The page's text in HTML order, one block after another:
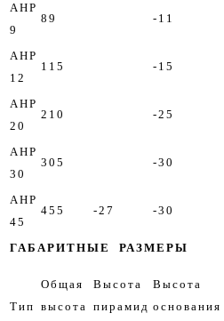
AHP
9
89 -11
AHP
12
115 -15
AHP
20
210 -25
AHP
30
305 -30
AHP
45
455 -27 -30
ГАБАРИТНЫЕ РАЗМЕРЫ
Тип
Общая
высота
Высота
пирамид
Высота
основания